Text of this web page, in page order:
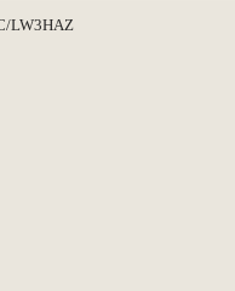
LW3HAZ